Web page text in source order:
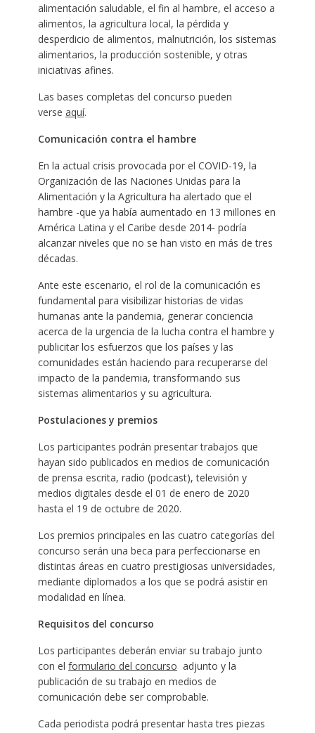
alimentación saludable, el fin al hambre, el acceso a
alimentos, la agricultura local, la pérdida y
desperdicio de alimentos, malnutrición, los sistemas
alimentarios, la producción sostenible, y otras
iniciativas afines.
Las bases completas del concurso pueden
verse aquí.
Comunicación contra el hambre
En la actual crisis provocada por el COVID-19, la
Organización de las Naciones Unidas para la
Alimentación y la Agricultura ha alertado que el
hambre -que ya había aumentado en 13 millones en
América Latina y el Caribe desde 2014- podría
alcanzar niveles que no se han visto en más de tres
décadas.
Ante este escenario, el rol de la comunicación es
fundamental para visibilizar historias de vidas
humanas ante la pandemia, generar conciencia
acerca de la urgencia de la lucha contra el hambre y
publicitar los esfuerzos que los países y las
comunidades están haciendo para recuperarse del
impacto de la pandemia, transformando sus
sistemas alimentarios y su agricultura.
Postulaciones y premios
Los participantes podrán presentar trabajos que
hayan sido publicados en medios de comunicación
de prensa escrita, radio (podcast), televisión y
medios digitales desde el 01 de enero de 2020
hasta el 19 de octubre de 2020.
Los premios principales en las cuatro categorías del
concurso serán una beca para perfeccionarse en
distintas áreas en cuatro prestigiosas universidades,
mediante diplomados a los que se podrá asistir en
modalidad en línea.
Requisitos del concurso
Los participantes deberán enviar su trabajo junto
con el formulario del concurso adjunto y la
publicación de su trabajo en medios de
comunicación debe ser comprobable.
Cada periodista podrá presentar hasta tres piezas